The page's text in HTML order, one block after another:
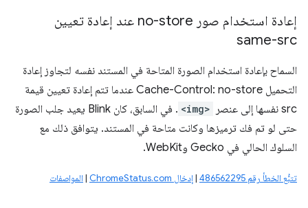
إعادة استخدام صور no-store عند إعادة تعيين
same-src
السماح بإعادة استخدام الصورة المتاحة في المستند نفسه لتجاوز إعادة
التحميل Cache-Control: no-store عندما تتم إعادة تعيين قيمة
src نفسها إلى عنصر
<img>
. في السابق، كان Blink يعيد جلب الصورة
حتى لو تم فك ترميزها وكانت متاحة في المستند. يتوافق ذلك مع
السلوك الحالي في Gecko وWebKit.
تتبُّع الخطأ رقم 486562295 |إدخال ChromeStatus.com |المواصفات